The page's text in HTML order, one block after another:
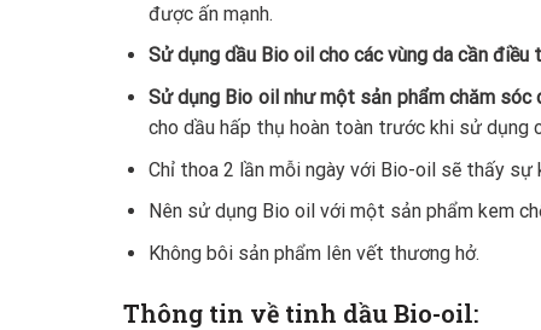
được ấn mạnh.
Sử dụng dầu Bio oil cho các vùng da cần điều
Sử dụng Bio oil như một sản phẩm chăm sóc
cho dầu hấp thụ hoàn toàn trước khi sử dụng
Chỉ thoa 2 lần mỗi ngày với Bio-oil sẽ thấy
Nên sử dụng Bio oil với một sản phẩm kem
Không bôi sản phẩm lên vết thương hở.
Thông tin về tinh dầu Bio-oil: